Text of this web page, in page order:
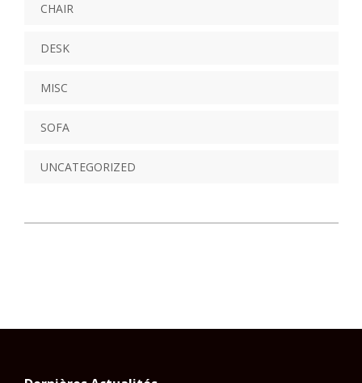
CHAIR
DESK
MISC
SOFA
UNCATEGORIZED